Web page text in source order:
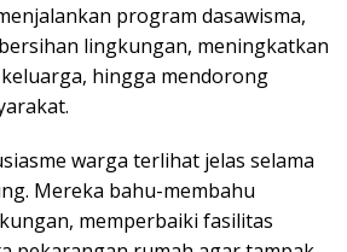
program dasawisma,
lingkungan, meningkatkan
hingga mendorong
warga terlihat jelas selama
Mereka bahu-membahu
memperbaiki fasilitas